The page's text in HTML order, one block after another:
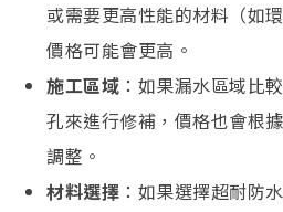
或需要更高性能的材料（如
價格可能會更高。
施工區域 ：如果漏水區域比
孔來進行修補，價格也會根
調整。
材料選擇 ：如果選擇超耐防